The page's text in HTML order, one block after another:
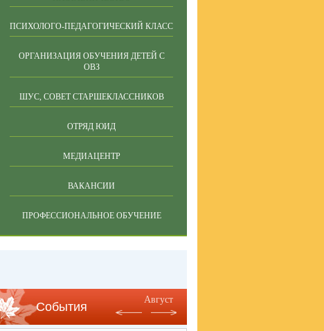
ПСИХОЛОГО-ПЕДАГОГИЧЕСКИЙ КЛАСС
ОРГАНИЗАЦИЯ ОБУЧЕНИЯ ДЕТЕЙ С
ОВЗ
ШУС, СОВЕТ СТАРШЕКЛАССНИКОВ
ОТРЯД ЮИД
МЕДИАЦЕНТР
ВАКАНСИИ
ПРОФЕССИОНАЛЬНОЕ ОБУЧЕНИЕ
События
Август